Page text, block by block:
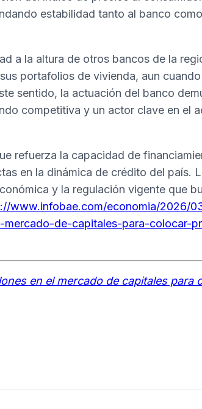
estabilidad tanto al banco
a la altura de otros bancos de la
portafolios de vivienda, aun
sentido, la actuación del banco
competitiva y un actor clave en el
refuerza la capacidad de
en la dinámica de crédito del país.
y la regulación vigente que
www.infobae.com/economia/2026/
de-capitales-para-colocar-
en el mercado de capitales para